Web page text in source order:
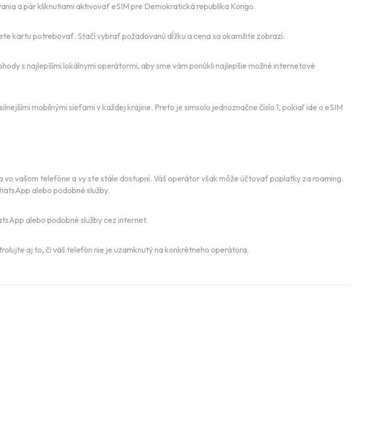
a pár kliknutiami aktivovať eSIM pre Demokratická republika Kongo.
kartu potrebovať. Stačí vybrať požadovanú dĺžku a cena sa okamžite zobrazí.
s najlepšími lokálnymi operátormi, aby sme vám ponúkli najlepšie možné internetové
mobilnými sieťami v každej krajine. Preto je simsolo jednoznačne číslo 1, pokiaľ ide o eSIM
vašom telefóne a vy ste stále dostupní. Váš operátor však môže účtovať poplatky za roaming.
alebo podobné služby.
alebo podobné služby cez internet.
aj to, či váš telefón nie je uzamknutý na konkrétneho operátora.